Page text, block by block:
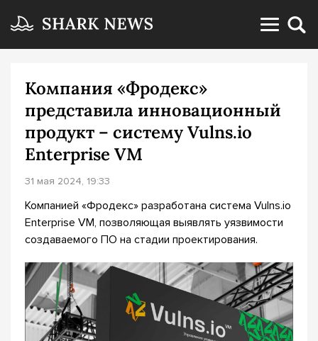
Компания «Фродекс»
представила инновационный
продукт – систему Vulns.io
Enterprise VM
31 мая 2024, 19:33
Компанией «Фродекс» разработана система Vulns.io
Enterprise VM, позволяющая выявлять уязвимости
создаваемого ПО на стадии проектирования.